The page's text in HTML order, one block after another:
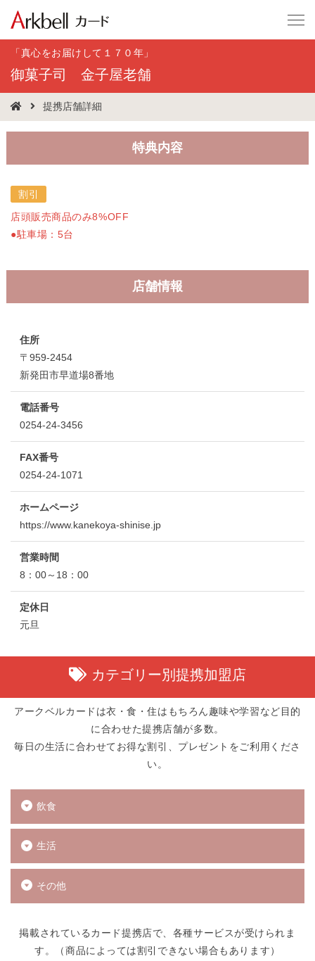
「真心をお届けして１７０年」
御菓子司 金子屋老舗
提携店舗詳細
特典内容
割引
店頭販売商品のみ8%OFF
●駐車場：5台
店舗情報
住所
〒959-2454
新発田市早道場8番地
電話番号
0254-24-3456
FAX番号
0254-24-1071
ホームページ
https://www.kanekoya-shinise.jp
営業時間
8：00～18：00
定休日
元旦
カテゴリー別提携加盟店
アークベルカードは衣・食・住はもちろん趣味や学習など目的
に合わせた提携店舗が多数。
毎日の生活に合わせてお得な割引、プレゼントをご利用くださ
い。
飲食
生活
その他
掲載されているカード提携店で、各種サービスが受けられま
す。（商品によっては割引できない場合もあります）